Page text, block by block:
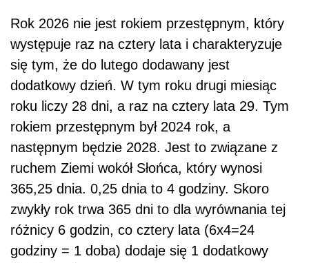
Rok 2026 nie jest rokiem przestępnym, który
występuje raz na cztery lata i charakteryzuje
się tym, że do lutego dodawany jest
dodatkowy dzień. W tym roku drugi miesiąc
roku liczy 28 dni, a raz na cztery lata 29. Tym
rokiem przestępnym był 2024 rok, a
następnym będzie 2028. Jest to związane z
ruchem Ziemi wokół Słońca, który wynosi
365,25 dnia. 0,25 dnia to 4 godziny. Skoro
zwykły rok trwa 365 dni to dla wyrównania tej
różnicy 6 godzin, co cztery lata (6x4=24
godziny = 1 doba) dodaje się 1 dodatkowy